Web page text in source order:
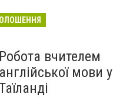
Робота вчителем
англійської мови у